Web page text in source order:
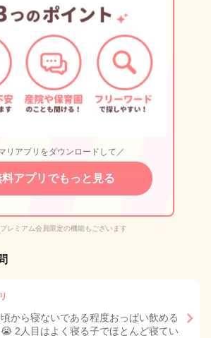
リアプリをダウンロードして／
料アプリでもっと見る
レミアム会員限定の機能もございます
から寝ないである程度おっぱい飲める
2人目はよく寝る子でほとんど寝てい